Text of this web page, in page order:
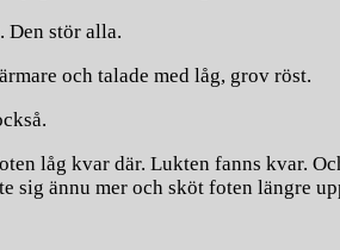
stör alla.
och talade med låg, grov röst.
låg kvar där. Lukten fanns kvar.
sig ännu mer och sköt foten längre